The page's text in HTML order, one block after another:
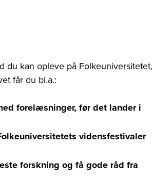
kan opleve på Folkeuniversitetet,
får du bl.a.:
forelæsninger, før det lander i
vidensfestivaler
forskning og få gode råd fra